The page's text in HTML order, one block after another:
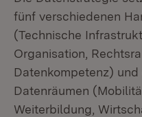
fünf verschiedenen
(Technische
Organisation,
Datenkompetenz)
Datenräumen
Weiterbildung,